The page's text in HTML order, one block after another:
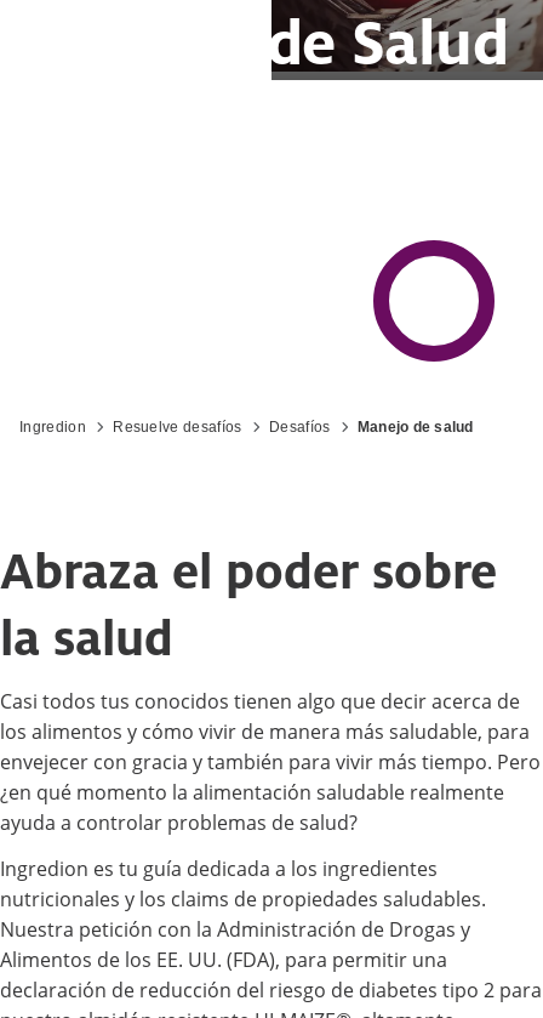
Manejo de Salud
Ingredion Resuelve desafíos Desafíos Manejo de salud
Abraza el poder sobre
la salud
Casi todos tus conocidos tienen algo que decir acerca de
los alimentos y cómo vivir de manera más saludable, para
envejecer con gracia y también para vivir más tiempo. Pero
¿en qué momento la alimentación saludable realmente
ayuda a controlar problemas de salud?
Ingredion es tu guía dedicada a los ingredientes
nutricionales y los claims de propiedades saludables.
Nuestra petición con la Administración de Drogas y
Alimentos de los EE. UU. (FDA), para permitir una
declaración de reducción del riesgo de diabetes tipo 2 para